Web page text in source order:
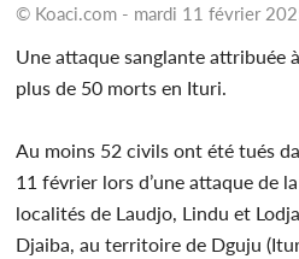
© Koaci.com - mardi 11 février
Une attaque sanglante attribuée
plus de 50 morts en Ituri.
Au moins 52 civils ont été tués
11 février lors d’une attaque de
localités de Laudjo, Lindu et
Djaiba, au territoire de Dguju